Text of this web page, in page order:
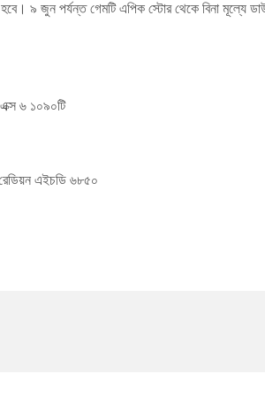
৯ জুন পর্যন্ত গেমটি এপিক স্টোর থেকে বিনা মূল্যে
৬ ১০৯০টি
এইচডি ৬৮৫০